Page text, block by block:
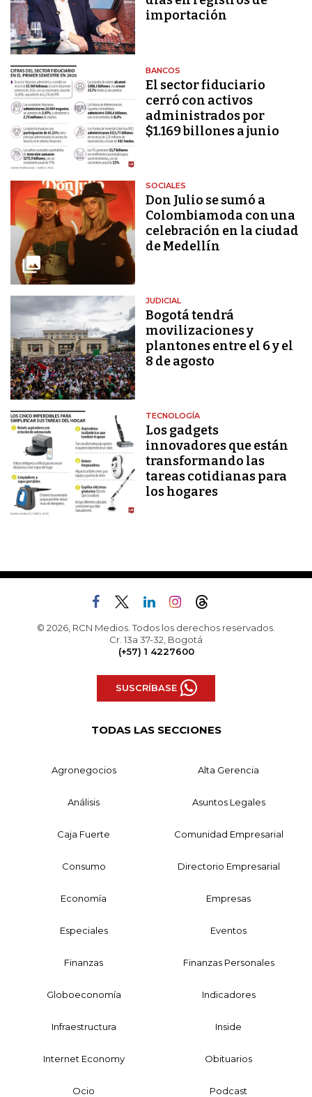
importación
BANCOS
El sector fiduciario
cerró con activos
administrados por
$1.169 billones a junio
SOCIALES
Don Julio se sumó a
Colombiamoda con una
celebración en la ciudad
de Medellín
JUDICIAL
Bogotá tendrá
movilizaciones y
plantones entre el 6 y el
8 de agosto
TECNOLOGÍA
Los gadgets
innovadores que están
transformando las
tareas cotidianas para
los hogares
© 2026, RCN Medios. Todos los derechos reservados.
Cr. 13a 37-32, Bogotá
(+57) 1 4227600
SUSCRÍBASE
TODAS LAS SECCIONES
Agronegocios Alta Gerencia
Análisis Asuntos Legales
Caja Fuerte Comunidad Empresarial
Consumo Directorio Empresarial
Economía Empresas
Especiales Eventos
Finanzas Finanzas Personales
Globoeconomía Indicadores
Infraestructura Inside
Internet Economy Obituarios
Ocio Podcast